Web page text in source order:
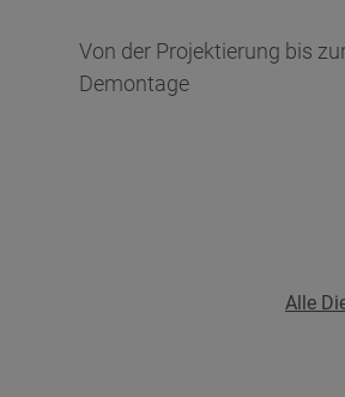
Von der Projektierung bis
Demontage
Alle